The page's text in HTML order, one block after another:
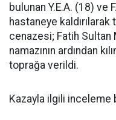
bulunan Y.E.A. (18) ve
hastaneye kaldırılarak
cenazesi; Fatih
namazının ardından
toprağa verildi.
Kazayla ilgili inceleme